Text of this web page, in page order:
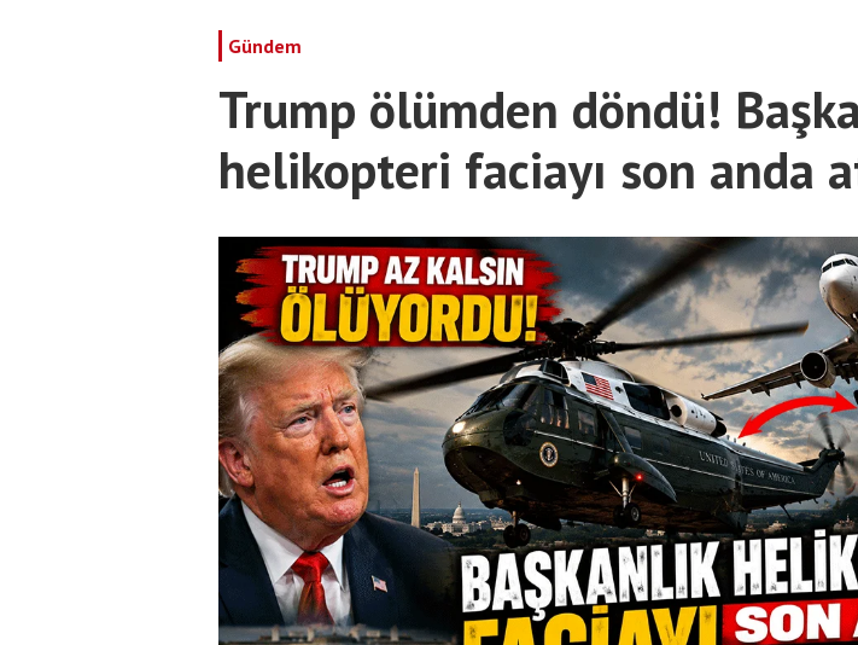
Gündem
Trump ölümden döndü!
helikopteri faciayı son anda